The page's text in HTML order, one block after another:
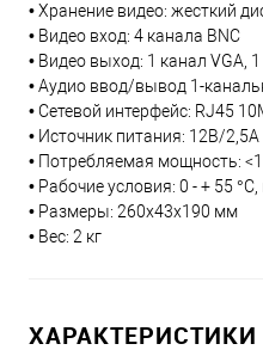
• Хранение видео: жесткий
• Видео вход: 4 канала BNC
• Видео выход: 1 канал VGA, 1
• Аудио ввод/вывод 1-
• Сетевой интерфейс: RJ45
• Источник питания: 12В/2,5А
• Потребляемая мощность:
• Рабочие условия: 0 - + 55
• Размеры: 260х43х190 мм
• Вес: 2 кг
ХАРАКТЕРИСТИКИ